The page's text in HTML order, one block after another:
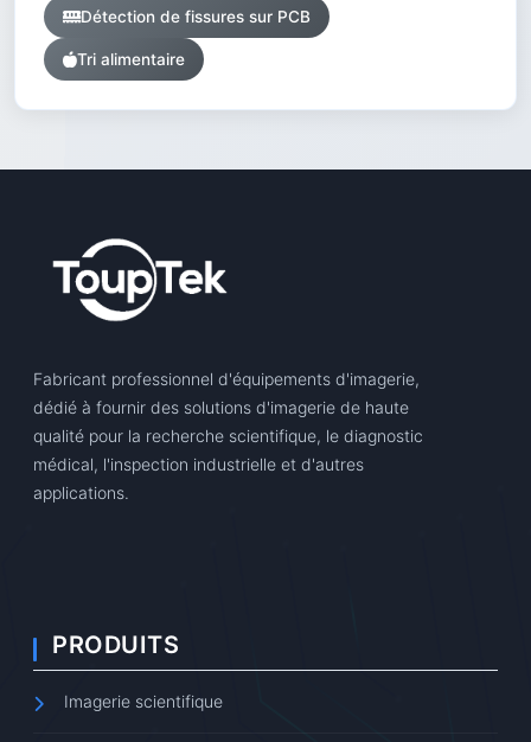
Détection de fissures sur PCB
Tri alimentaire
Fabricant professionnel d'équipements d'imagerie,
dédié à fournir des solutions d'imagerie de haute
qualité pour la recherche scientifique, le diagnostic
médical, l'inspection industrielle et d'autres
applications.
PRODUITS
Imagerie scientifique